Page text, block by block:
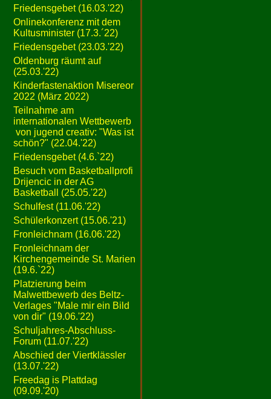
Friedensgebet (16.03.'22)
Onlinekonferenz mit dem
Kultusminister (17.3.´22)
Friedensgebet (23.03.'22)
Oldenburg räumt auf
(25.03.'22)
Kinderfastenaktion Misereor
2022 (März 2022)
Teilnahme am
internationalen Wettbewerb
von jugend creativ: "Was ist
schön?" (22.04.'22)
Friedensgebet (4.6.`22)
Besuch vom Basketballprofi
Drijencic in der AG
Basketball (25.05.'22)
Schulfest (11.06.'22)
Schülerkonzert (15.06.'21)
Fronleichnam (16.06.'22)
Fronleichnam der
Kirchengemeinde St. Marien
(19.6.`22)
Platzierung beim
Malwettbewerb des Beltz-
Verlages "Male mir ein Bild
von dir" (19.06.'22)
Schuljahres-Abschluss-
Forum (11.07.'22)
Abschied der Viertklässler
(13.07.'22)
Freedag is Plattdag
(09.09.'20)